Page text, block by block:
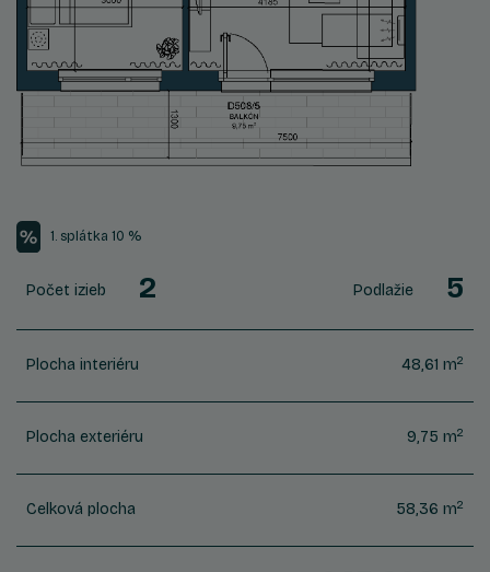
1. splátka 10 %
Počet izieb 2 Podlažie 5
Plocha interiéru 48,61 m2
Plocha exteriéru 9,75 m2
Celková plocha 58,36 m2